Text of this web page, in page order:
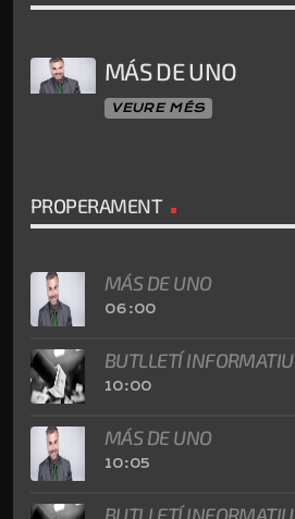
MÁS DE UNO
VEURE MÉS
PROPERAMENT
MÁS DE UNO
06:00
BUTLLETÍ INFORMATIU
10:00
MÁS DE UNO
10:05